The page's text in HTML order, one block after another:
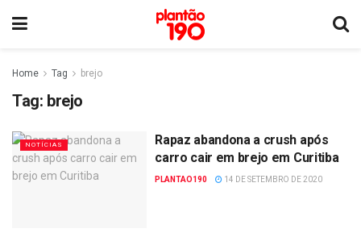
Home Tag brejo
Tag: brejo
NOTÍCIAS
Rapaz abandona a crush após
carro cair em brejo em Curitiba
PLANTAO190 14 DE SETEMBRO DE 2020